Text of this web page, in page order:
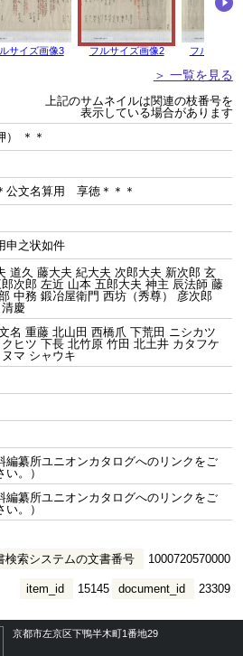
サイズ画像3 フルサイズ画像2 フルサイズ
＞ 一覧を見る
上記のサムネイルは関連の枝番号を
表示している場合があります
） ＊＊
公文名算用 享徳＊＊＊
申之状如件
道久 藤大夫 紀大夫 次郎大夫 新次郎 玄
次郎 左近 山本 五郎大夫 神主 辰法師 藤
中務 鍛冶屋衛門 西坊（秀尊） 彦次郎
慶
名 重藤 北山田 西橋爪 下荒田 ニシカツ
ヒツ 下長 北竹原 竹田 北土井 カタフケ
マ シャウキ
編纂所ユニオンカタログへのリンクをご
。）
編纂所ユニオンカタログへのリンクをご
。）
検索システムの文書番号 1000720570000
document_id 23309
item_id 15145
京都市左京区下鴨半木町1番地29